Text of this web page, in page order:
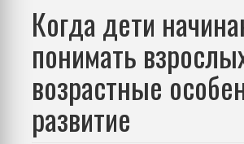
Когда дети
понимать
возрастные
развитие